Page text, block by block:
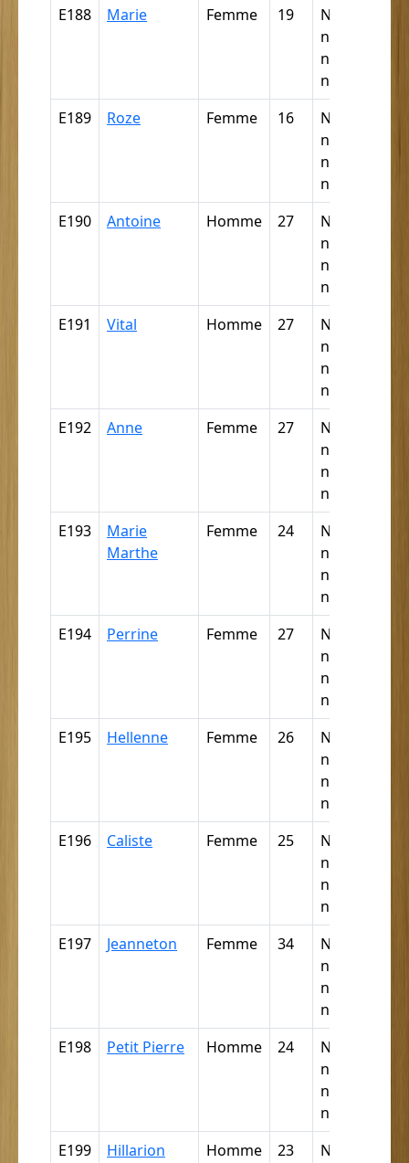
E188
Marie Femme 19
Nègre,
négresse,
négrillon,
négritte ...
E189
Roze Femme 16
Nègre,
négresse,
négrillon,
négritte ...
E190
Antoine Homme 27
Nègre,
négresse,
négrillon,
négritte ...
E191
Vital Homme 27
Nègre,
négresse,
négrillon,
négritte ...
E192
Anne Femme 27
Nègre,
négresse,
négrillon,
négritte ...
E193
Marie
Marthe
Femme 24
Nègre,
négresse,
négrillon,
négritte ...
E194
Perrine Femme 27
Nègre,
négresse,
négrillon,
négritte ...
E195
Hellenne Femme 26
Nègre,
négresse,
négrillon,
négritte ...
E196
Caliste Femme 25
Nègre,
négresse,
négrillon,
négritte ...
E197
Jeanneton Femme 34
Nègre,
négresse,
négrillon,
négritte ...
E198
Petit Pierre Homme 24
Nègre,
négresse,
négrillon,
négritte ...
E199
Hillarion Homme 23
Nègre,